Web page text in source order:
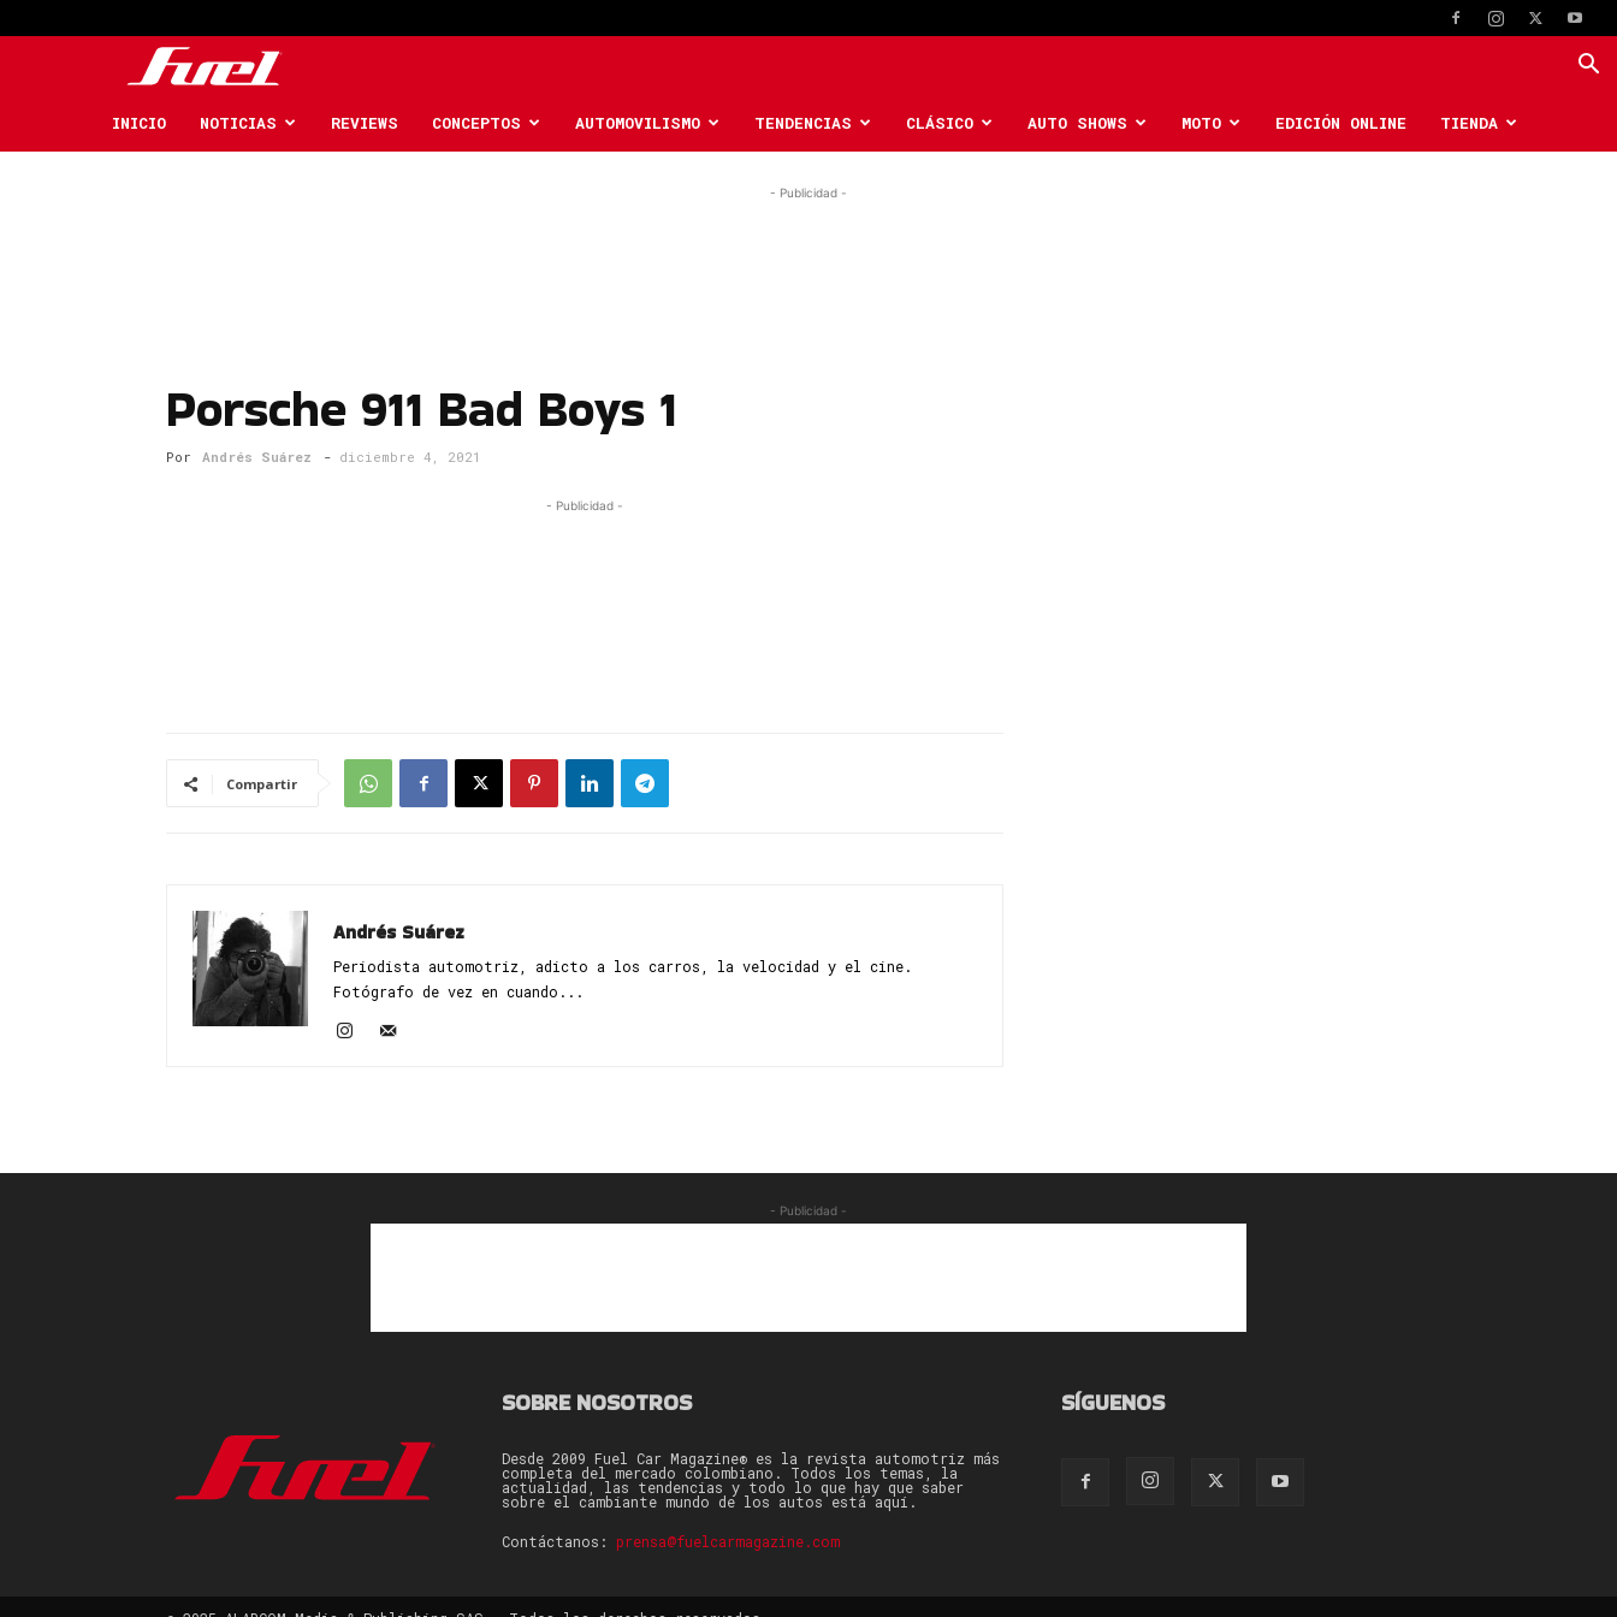
Car
INICIO NOTICIAS REVIEWS CONCEPTOS AUTOMOVILISMO TENDENCIAS CLÁSICO AUTO SHOWS MOTO EDICIÓN ONLINE TIENDA
- Publicidad -
Porsche 911 Bad Boys 1
Por Andrés Suárez - diciembre 4, 2021
- Publicidad -
Compartir
Andrés Suárez
Periodista automotriz, adicto a los carros, la velocidad y el cine.
Fotógrafo de vez en cuando...
- Publicidad -
SOBRE NOSOTROS
Desde 2009 Fuel Car Magazine® es la revista automotriz más
completa del mercado colombiano. Todos los temas, la
actualidad, las tendencias y todo lo que hay que saber
sobre el cambiante mundo de los autos está aquí.
Contáctanos: prensa@fuelcarmagazine.com
SÍGUENOS